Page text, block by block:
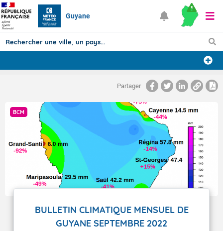
Guyane
Prévisions
TOUS LES RÉSULTATS
Articles
Partager
BCM
BULLETIN CLIMATIQUE MENSUEL DE
GUYANE SEPTEMBRE 2022